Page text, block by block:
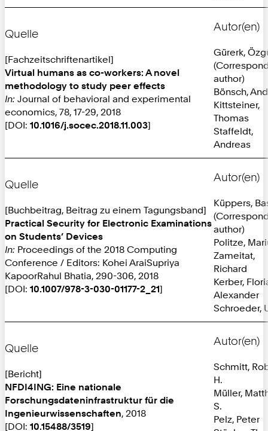
Quelle
[Fachzeitschriftenartikel]
Virtual humans as co-workers: A novel
methodology to study peer effects
In: Journal of behavioral and experimental
economics, 78, 17-29, 2018
[DOI: 10.1016/j.socec.2018.11.003]
Autor(en)
Gürerk,
author)
Bönsch,
Kittsteiner,
Thomas
Staffeldt,
Andreas
Quelle
[Buchbeitrag, Beitrag zu einem Tagungsband]
Practical Security for Electronic Examinations
on Students’ Devices
In: Proceedings of the 2018 Computing
Conference / Editors: Kohei AraiSupriya
KapoorRahul Bhatia, 290-306, 2018
[DOI: 10.1007/978-3-030-01177-2_21]
Autor(en)
Küppers,
author)
Politze,
Zameitat,
Richard
Kerber,
Alexander
Schroeder,
Quelle
[Bericht]
NFDI4ING: Eine nationale
Forschungsdateninfrastruktur für die
Ingenieurwissenschaften, 2018
[DOI: 10.15488/3519]
Autor(en)
Schmitt,
H.
Müller,
S.
Pelz, Peter